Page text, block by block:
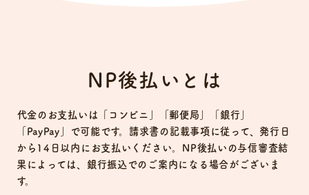
NP後払いとは
代金のお支払いは「コンビニ」「郵便局」「銀行」
「PayPay」で可能です。請求書の記載事項に従って、発行日
から14日以内にお支払いください。NP後払いの与信審査結
果によっては、銀行振込でのご案内になる場合がございま
す。